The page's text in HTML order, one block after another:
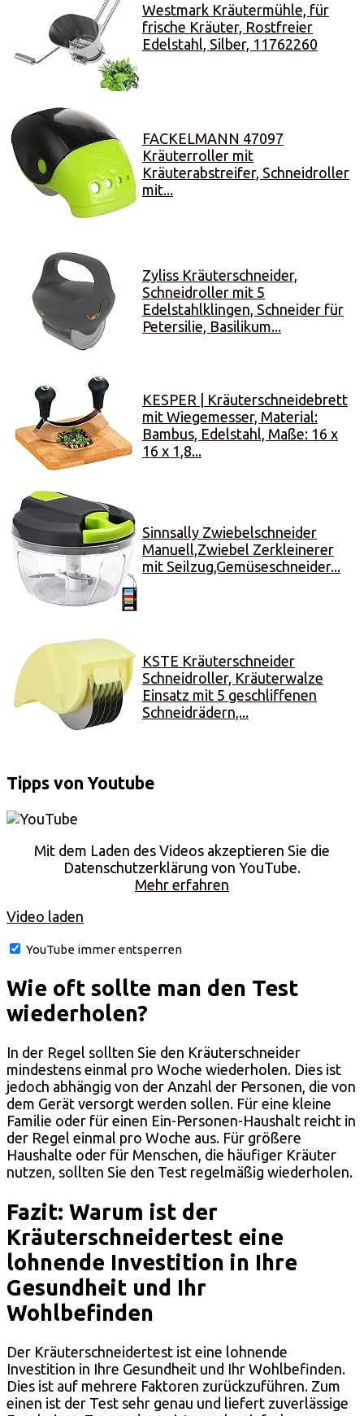
Westmark Kräutermühle, für
frische Kräuter, Rostfreier
Edelstahl, Silber, 11762260
FACKELMANN 47097
Kräuterroller mit
Kräuterabstreifer, Schneidroller
mit...
Zyliss Kräuterschneider,
Schneidroller mit 5
Edelstahlklingen, Schneider für
Petersilie, Basilikum...
KESPER | Kräuterschneidebrett
mit Wiegemesser, Material:
Bambus, Edelstahl, Maße: 16 x
16 x 1,8...
Sinnsally Zwiebelschneider
Manuell,Zwiebel Zerkleinerer
mit Seilzug,Gemüseschneider...
KSTE Kräuterschneider
Schneidroller, Kräuterwalze
Einsatz mit 5 geschliffenen
Schneidrädern,...
Tipps von Youtube
Mit dem Laden des Videos akzeptieren Sie die
Datenschutzerklärung von YouTube.
Mehr erfahren
Video laden
YouTube immer entsperren
Wie oft sollte man den Test
wiederholen?
In der Regel sollten Sie den Kräuterschneider
mindestens einmal pro Woche wiederholen. Dies ist
jedoch abhängig von der Anzahl der Personen, die von
dem Gerät versorgt werden sollen. Für eine kleine
Familie oder für einen Ein-Personen-Haushalt reicht in
der Regel einmal pro Woche aus. Für größere
Haushalte oder für Menschen, die häufiger Kräuter
nutzen, sollten Sie den Test regelmäßig wiederholen.
Fazit: Warum ist der
Kräuterschneidertest eine
lohnende Investition in Ihre
Gesundheit und Ihr
Wohlbefinden
Der Kräuterschneidertest ist eine lohnende
Investition in Ihre Gesundheit und Ihr Wohlbefinden.
Dies ist auf mehrere Faktoren zurückzuführen. Zum
einen ist der Test sehr genau und liefert zuverlässige